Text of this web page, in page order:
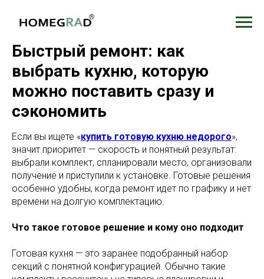
Быстрый ремонт: как
выбрать кухню, которую
можно поставить сразу и
сэкономить
Если вы ищете «купить готовую кухню недорого»,
значит приоритет — скорость и понятный результат:
выбрали комплект, спланировали место, организовали
получение и приступили к установке. Готовые решения
особенно удобны, когда ремонт идет по графику и нет
времени на долгую комплектацию.
Что такое готовое решение и кому оно подходит
Готовая кухня — это заранее подобранный набор
секций с понятной конфигурацией. Обычно такие